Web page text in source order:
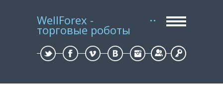
WellForex -
торговые роботы
Регистрация